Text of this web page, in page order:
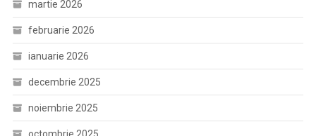
martie 2026
februarie 2026
ianuarie 2026
decembrie 2025
noiembrie 2025